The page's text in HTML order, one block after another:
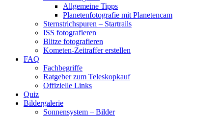
Allgemeine Tipps
Planetenfotografie mit Planetencam
Sternstrichspuren – Startrails
ISS fotografieren
Blitze fotografieren
Kometen-Zeitraffer erstellen
FAQ
Fachbegriffe
Ratgeber zum Teleskopkauf
Offizielle Links
Quiz
Bildergalerie
Sonnensystem – Bilder